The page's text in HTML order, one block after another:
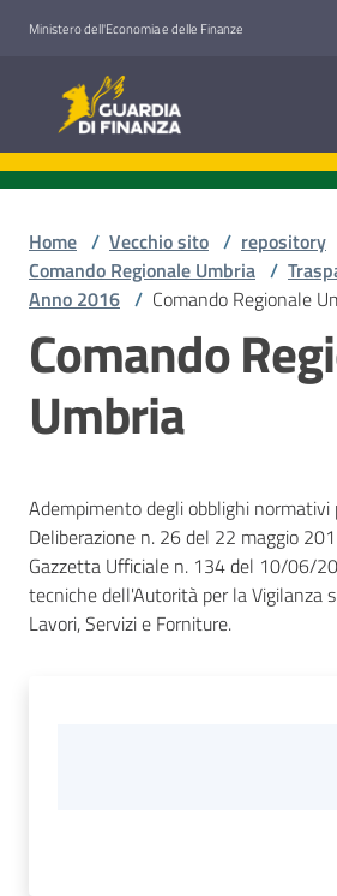
Ministero dell'Economia e delle Finanze
Guardia di Finanza
Home / Vecchio sito / repository
Comando Regionale Umbria /
Anno 2016 / Comando Regionale
Comando
Umbria
Adempimento degli obblighi normativi
Deliberazione n. 26 del 22 maggio
Gazzetta Ufficiale n. 134 del 10/06/
tecniche dell'Autorità per la Vigilanza
Lavori, Servizi e Forniture.